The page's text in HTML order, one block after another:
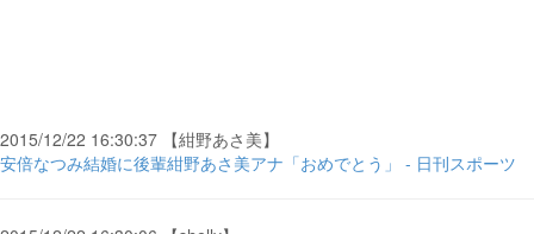
2015/12/22 16:30:37 【紺野あさ美】
安倍なつみ結婚に後輩紺野あさ美アナ「おめでとう」 - 日刊スポーツ